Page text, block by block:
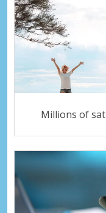
Millions of